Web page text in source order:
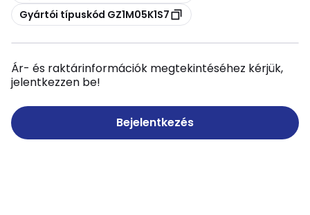
Másolás
Gyártói típuskód GZ1M05K1S7
Ár- és raktárinformációk megtekintéséhez kérjük,
jelentkezzen be!
Bejelentkezés